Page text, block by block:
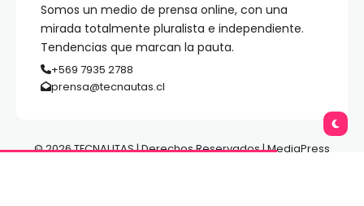
Somos un medio de prensa online, con una
mirada totalmente pluralista e independiente.
Tendencias que marcan la pauta.
+569 7935 2788
prensa@tecnautas.cl
© 2026 TECNAUTAS | Derechos Reservados | MediaPress